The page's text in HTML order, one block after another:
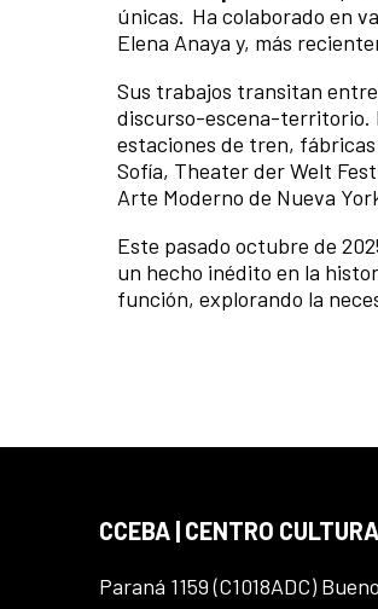
únicas. Ha colaborado en
Elena Anaya y, más
Sus trabajos transitan
discurso-escena-territorio.
estaciones de tren,
Sofía, Theater der Welt
Arte Moderno de Nueva
Este pasado octubre de
un hecho inédito en la
función, explorando la
CCEBA | CENTRO
Paraná 1159 (C1018ADC)